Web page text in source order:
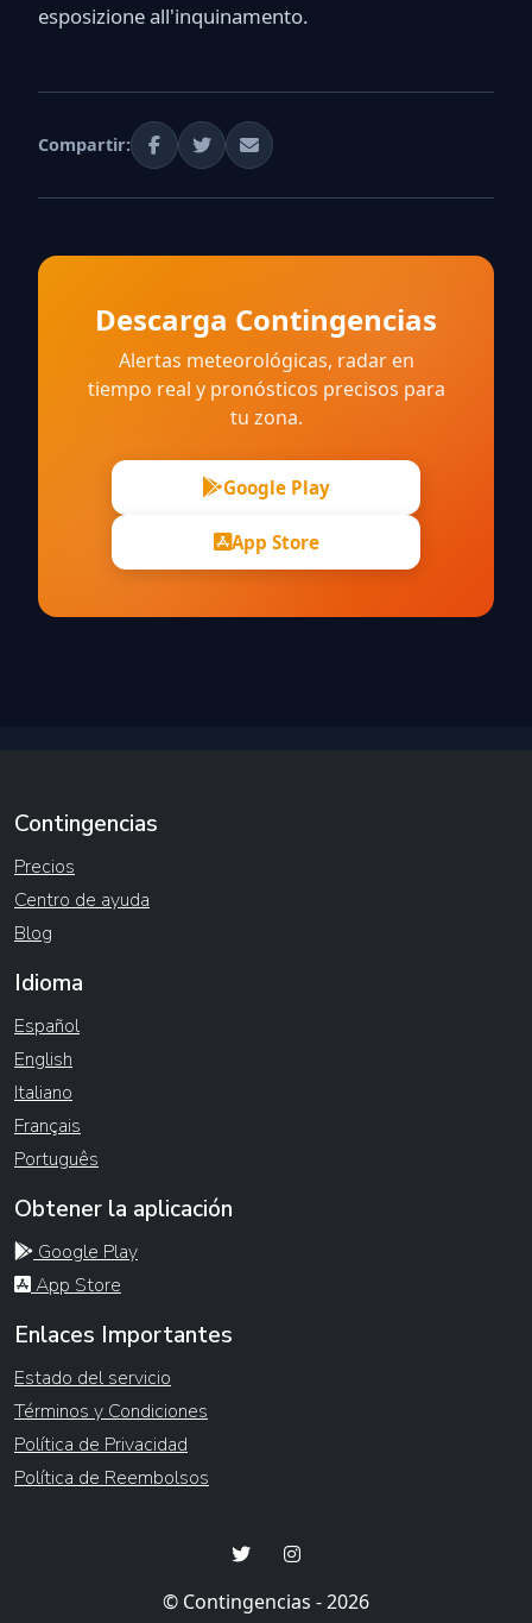
esposizione all'inquinamento.
Compartir:
Descarga Contingencias
Alertas meteorológicas, radar en
tiempo real y pronósticos precisos para
tu zona.
Google Play
App Store
Contingencias
Precios
Centro de ayuda
Blog
Idioma
Español
English
Italiano
Français
Português
Obtener la aplicación
Google Play
App Store
Enlaces Importantes
Estado del servicio
Términos y Condiciones
Política de Privacidad
Política de Reembolsos
© Contingencias - 2026